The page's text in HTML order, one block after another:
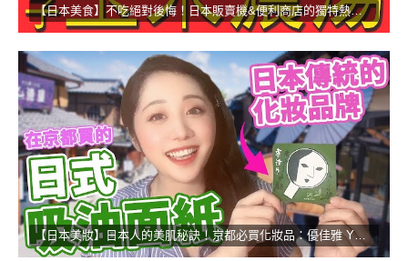
【日本美食】不吃絕對後悔！日本販賣機&便利商店的獨特熱食！
【日本美妝】日本人的美肌秘訣！京都必買化妝品：優佳雅 YOJIYA！！